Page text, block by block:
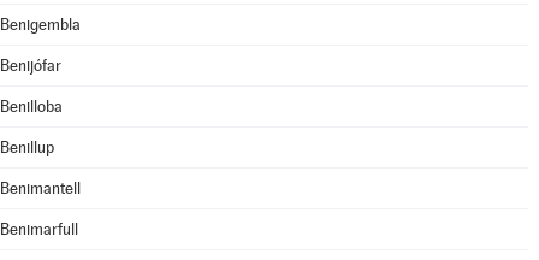
Benigembla
Benijófar
Benilloba
Benillup
Benimantell
Benimarfull